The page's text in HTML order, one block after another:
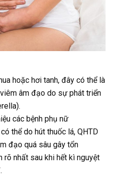
hoặc hơi tanh, đây có thể là
âm đạo do sự phát triển
các bệnh phụ nữ
thể do hút thuốc lá, QHTD
đạo quá sâu gây tổn
rõ nhất sau khi hết kì nguyệt